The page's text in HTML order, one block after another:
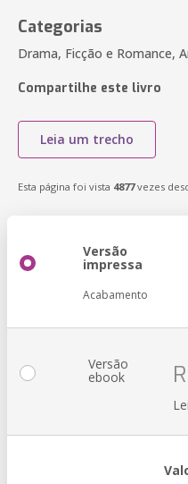
Categorias
Drama, Ficção e Romance,
Compartilhe este livro
Leia um trecho
Esta página foi vista 4877vezes
Versão
impressa
Acabamento
Versão
ebook